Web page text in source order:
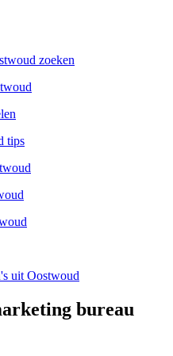
zoeken
tips
uit Oostwoud
bureau